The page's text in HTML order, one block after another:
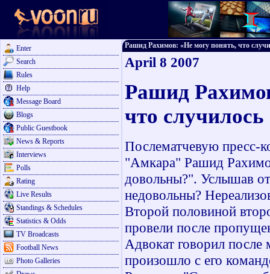
Enter
Search
Rules
Help
Message Board
Blogs
Public Guestbook
News & Reports
Interviews
Polls
Rating
Live Results
Standings & Schedules
Statistics & Odds
TV Broadcasts
Football News
Photo Galleries
Рашид Рахимов: «Не могу понять, что
April 8 2007
Рашид
что
Послематчевую пресс-
"Амкара" Рашид
довольны?". Услышав
недовольны?
Второй половиной
провели после
Адвокат говорил
произошло с его